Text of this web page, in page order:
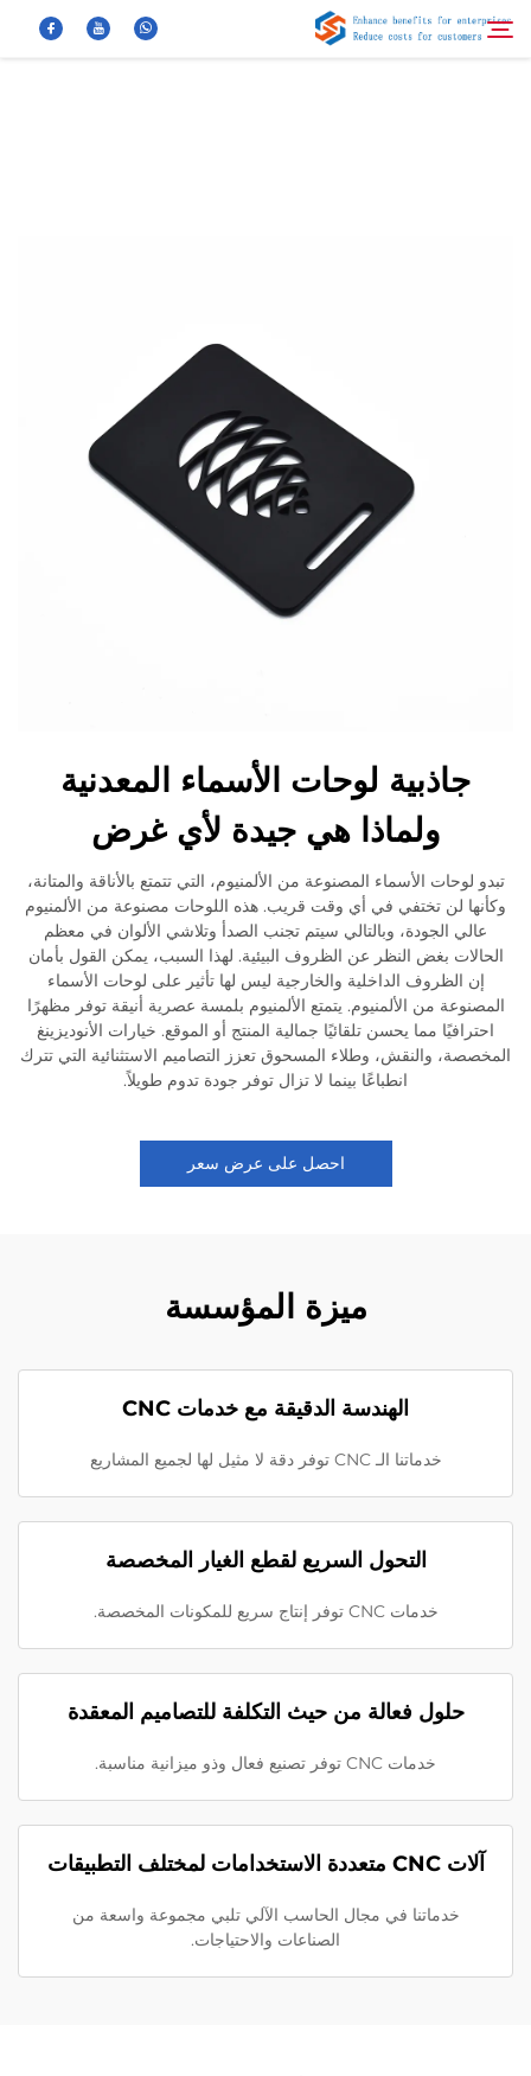
جاذبية لوحات الأسماء المعدنية
ولماذا هي جيدة لأي غرض
تبدو لوحات الأسماء المصنوعة من الألمنيوم، التي تتمتع بالأناقة والمتانة،
وكأنها لن تختفي في أي وقت قريب. هذه اللوحات مصنوعة من الألمنيوم
عالي الجودة، وبالتالي سيتم تجنب الصدأ وتلاشي الألوان في معظم
الحالات بغض النظر عن الظروف البيئية. لهذا السبب، يمكن القول بأمان
إن الظروف الداخلية والخارجية ليس لها تأثير على لوحات الأسماء
المصنوعة من الألمنيوم. يتمتع الألمنيوم بلمسة عصرية أنيقة توفر مظهرًا
احترافيًا مما يحسن تلقائيًا جمالية المنتج أو الموقع. خيارات الأنوديزينغ
المخصصة، والنقش، وطلاء المسحوق تعزز التصاميم الاستثنائية التي تترك
انطباعًا بينما لا تزال توفر جودة تدوم طويلاً.
احصل على عرض سعر
ميزة المؤسسة
الهندسة الدقيقة مع خدمات CNC
خدماتنا الـ CNC توفر دقة لا مثيل لها لجميع المشاريع
التحول السريع لقطع الغيار المخصصة
خدمات CNC توفر إنتاج سريع للمكونات المخصصة.
حلول فعالة من حيث التكلفة للتصاميم المعقدة
خدمات CNC توفر تصنيع فعال وذو ميزانية مناسبة.
آلات CNC متعددة الاستخدامات لمختلف التطبيقات
خدماتنا في مجال الحاسب الآلي تلبي مجموعة واسعة من
الصناعات والاحتياجات.